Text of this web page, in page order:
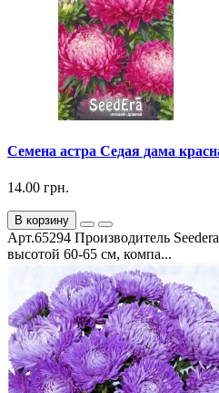
Семена астра Седая дама
14.00 грн.
В корзину
Арт.65294 Производитель
высотой 60-65 см, компа...